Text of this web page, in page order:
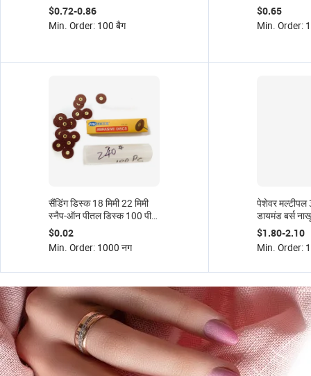
इलेक्ट्रोस्टैटिक रेत रोपण बैंड
$0.007 ~ $0.009
$0.72-0.86
Min. Order: 100 बैग
नाखून की आपूर्ति
$0.65
Min. Order:
सैंडिंग डिस्क 18 मिमी 22 मिमी
स्नैप-ऑन पीतल डिस्क 100 पीसी
शांगई जुनवेई आरपीएम 30,000
$0.02
Min. Order: 1000 नग
पेशेवर मल्टीपल
डायमंड बर्स
नाखून उपकरण
कैप
$1.80-2.10
Min. Order: